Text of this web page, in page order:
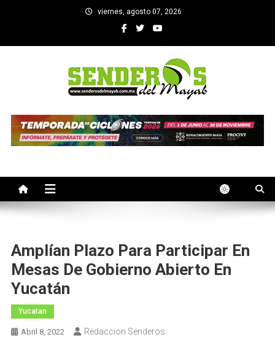
viernes, agosto 07, 2026
SENDEROS DEL MAYAB
Amplían Plazo Para Participar En
Mesas De Gobierno Abierto En
Yucatán
Yucatan
Abril 8, 2022 Redaccion Senderos